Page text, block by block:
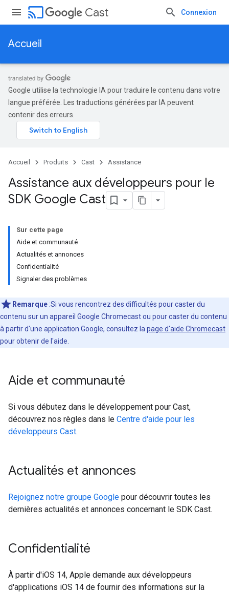
cast Cast Connexion
Accueil
Google utilise la technologie IA pour traduire le contenu dans votre
langue préférée. Les traductions générées par IA peuvent
contenir des erreurs.
Accueil Produits Cast Assistance
Assistance aux développeurs pour le
SDK Google Cast
Sur cette page
Aide et communauté
Actualités et annonces
Confidentialité
Signaler des problèmes
Remarque :Si vous rencontrez des difficultés pour caster du
contenu sur un appareil Google Chromecast ou pour caster du contenu
à partir d'une application Google, consultez la page d'aide Chromecast
pour obtenir de l'aide.
Aide et communauté
Si vous débutez dans le développement pour Cast,
découvrez nos règles dans le Centre d'aide pour les
développeurs Cast.
Actualités et annonces
Rejoignez notre groupe Google pour découvrir toutes les
dernières actualités et annonces concernant le SDK Cast.
Confidentialité
À partir d'iOS 14, Apple demande aux développeurs
d'applications iOS 14 de fournir des informations sur la